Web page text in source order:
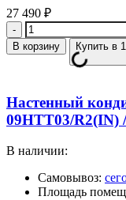
27 490 ₽
Количество
В корзину Купить в
Настенный
09HTT03/R2(IN)
В наличии:
Самовывоз:
Площадь